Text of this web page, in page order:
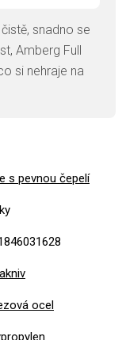
snadno se
Amberg Full
si nehraje na
s pevnou čepelí
ocel